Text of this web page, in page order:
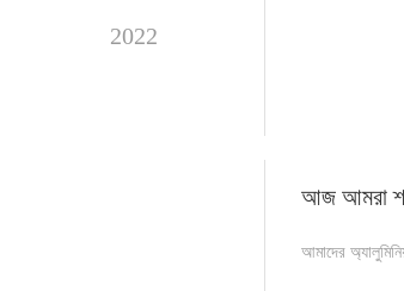
2022
আজ আমরা
আমাদের